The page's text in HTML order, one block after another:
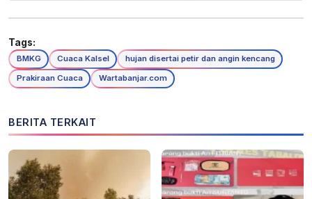
Tags:
BMKG Cuaca Kalsel
hujan disertai petir dan angin kencang
Prakiraan Cuaca
Wartabanjar.com
BERITA TERKAIT